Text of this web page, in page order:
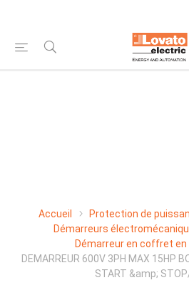
Accueil
Protection de
Démarreurs
Démarreur en coffret
DEMARREUR 600V 3PH MAX 15HP
START &amp;